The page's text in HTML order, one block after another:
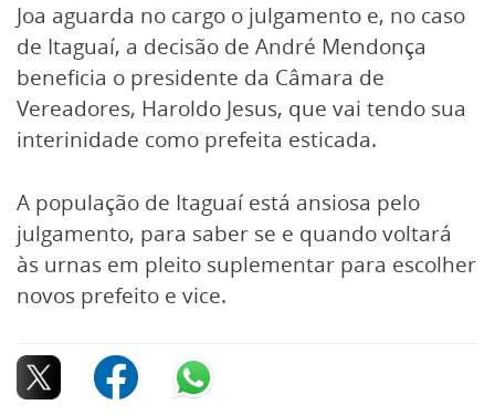
Joa aguarda no cargo o julgamento e, no caso
de Itaguaí, a decisão de André Mendonça
beneficia o presidente da Câmara de
Vereadores, Haroldo Jesus, que vai tendo sua
interinidade como prefeita esticada.
A população de Itaguaí está ansiosa pelo
julgamento, para saber se e quando voltará
às urnas em pleito suplementar para escolher
novos prefeito e vice.